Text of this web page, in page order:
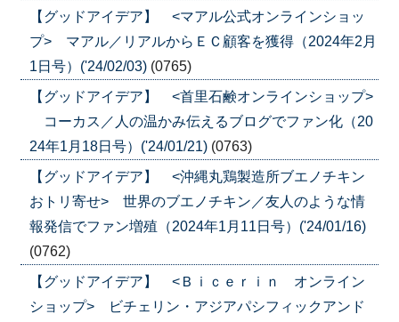
【グッドアイデア】 <マアル公式オンラインショッ
プ> マアル／リアルからＥＣ顧客を獲得（2024年2月
1日号）('24/02/03) (0765)
【グッドアイデア】 <首里石鹸オンラインショップ>
コーカス／人の温かみ伝えるブログでファン化（20
24年1月18日号）('24/01/21) (0763)
【グッドアイデア】 <沖縄丸鶏製造所ブエノチキン
おトリ寄せ> 世界のブエノチキン／友人のような情
報発信でファン増殖（2024年1月11日号）('24/01/16)
(0762)
【グッドアイデア】 <Ｂｉｃｅｒｉｎ オンライン
ショップ> ビチェリン・アジアパシフィックアンド